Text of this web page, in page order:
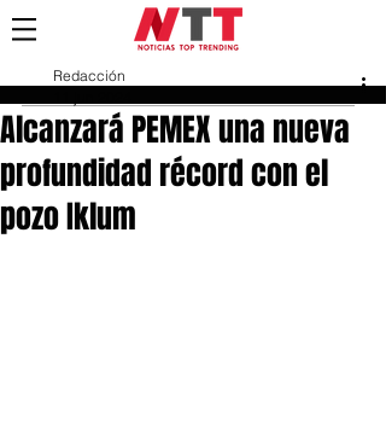
Alcanzará PEMEX una nueva
profundidad récord con el
pozo Iklum
Redacción